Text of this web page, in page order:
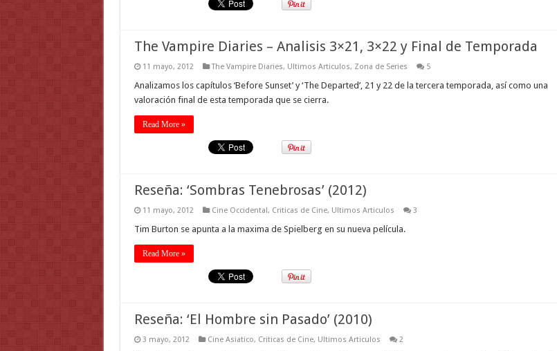
The Vampire Diaries – Analisis 3×21, 3×22 y Final de Temporada
11 mayo, 2012 The Vampire Diaries, Ultimos Articulos, Zona de Series 5
Analizamos los capítulos ‘Before Sunset’ y ‘The Departed’, 21 y 22 de la tercera temporada, así como una
valoración final de esta temporada que se cierra.
Read More »
Reseña: ‘Sombras Tenebrosas’ (2012)
11 mayo, 2012 Cine Occidental , Criticas de Cine, Ultimos Articulos 3
Tim Burton se apunta a la maxima de Spielberg en su nueva película.
Read More »
Reseña: ‘El Hombre sin Pasado’ (2010)
3 mayo, 2012 Cine Asiatico, Criticas de Cine, Ultimos Articulos 2